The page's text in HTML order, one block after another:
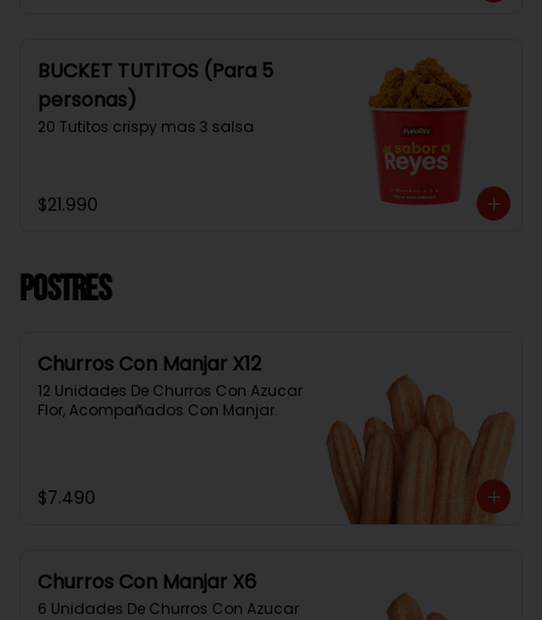
BUCKET TUTITOS (Para 5
personas)
20 Tutitos crispy mas 3 salsa
$21.990
Postres
Churros Con Manjar X12
12 Unidades De Churros Con Azucar
Flor, Acompañados Con Manjar.
$7.490
Churros Con Manjar X6
6 Unidades De Churros Con Azucar